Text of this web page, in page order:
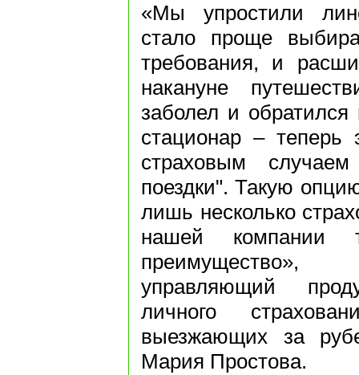
«Мы упростили
стало проще
требования, и
накануне
заболел и
стационар –
страховым
поездки". Такую
лишь несколько
нашей компании
управляющий
личного
выезжающих за
Мария Простова.